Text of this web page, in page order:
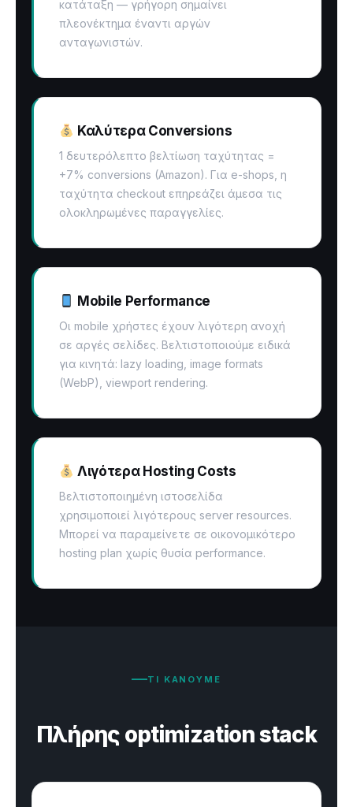
κατάταξη — γρήγορη σημαίνει
πλεονέκτημα έναντι αργών
ανταγωνιστών.
Καλύτερα Conversions
1 δευτερόλεπτο βελτίωση ταχύτητας =
+7% conversions (Amazon). Για e-shops, η
ταχύτητα checkout επηρεάζει άμεσα τις
ολοκληρωμένες παραγγελίες.
Mobile Performance
Οι mobile χρήστες έχουν λιγότερη ανοχή
σε αργές σελίδες. Βελτιστοποιούμε ειδικά
για κινητά: lazy loading, image formats
(WebP), viewport rendering.
Λιγότερα Hosting Costs
Βελτιστοποιημένη ιστοσελίδα
χρησιμοποιεί λιγότερους server resources.
Μπορεί να παραμείνετε σε οικονομικότερο
hosting plan χωρίς θυσία performance.
ΤΙ ΚΑΝΟΥΜΕ
Πλήρης optimization stack